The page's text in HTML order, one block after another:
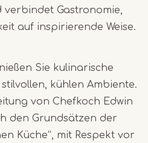
verbindet Gastronomie,
auf inspirierende Weise.
Sie kulinarische
kühlen Ambiente.
von Chefkoch Edwin
den Grundsätzen der
Küche“, mit Respekt vor